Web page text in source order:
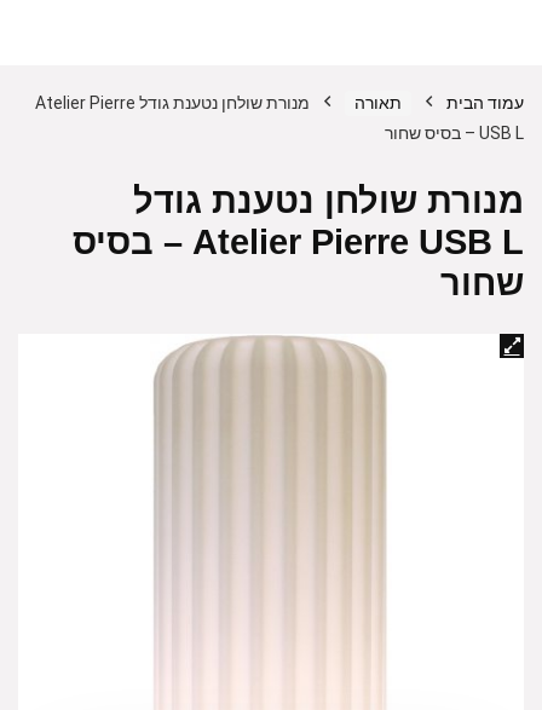
עמוד הבית תאורה
מנורת שולחן נטענת גודל Atelier Pierre
USB L – בסיס שחור
מנורת שולחן נטענת גודל
Atelier Pierre USB L – בסיס
שחור